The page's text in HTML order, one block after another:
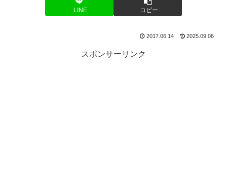
LINE コピー
2017.06.14 2025.09.06
スポンサーリンク